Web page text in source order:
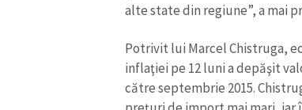
alte state din regiune”, a mai
Potrivit lui Marcel Chistruga,
inflaţiei pe 12 luni a depăşit
către septembrie 2015.